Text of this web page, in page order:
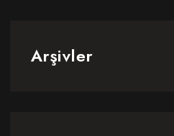
Arşivler